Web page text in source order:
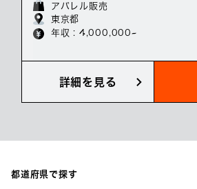
アパレル販売
東京都
年収 : 4,000,000~
詳細を見る
都道府県で探す